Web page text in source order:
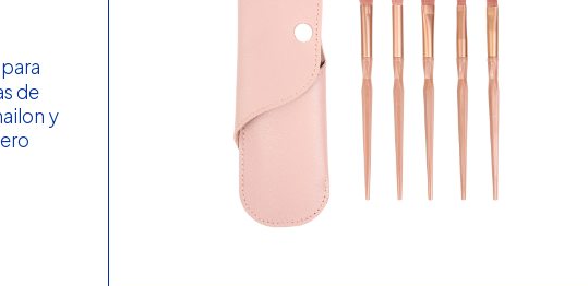
de
y